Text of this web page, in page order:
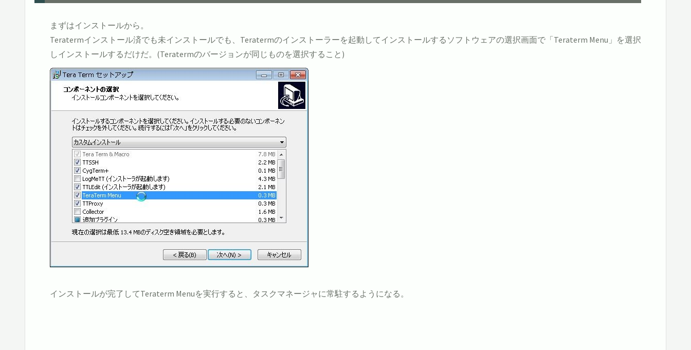
まずはインストールから。
Teratermインストール済でも未インストールでも、Teratermのインストーラーを起動してインストールするソフトウェアの選択画面で「Teraterm Menu」を選択
しインストールするだけだ。(Teratermのバージョンが同じものを選択すること)
インストールが完了してTeraterm Menuを実行すると、タスクマネージャに常駐するようになる。